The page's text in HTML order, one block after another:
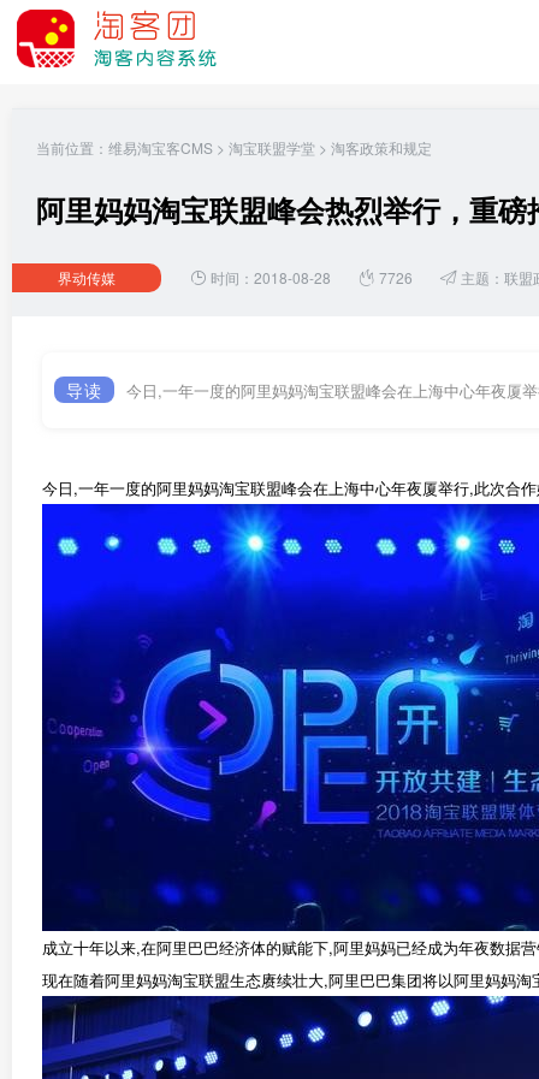
当前位置： 维易淘宝客CMS > 淘宝联盟学堂 > 淘客政策和规定
阿里妈妈淘宝联盟峰会热烈举行，重磅
界动传媒 时间：2018-08-28 7726 主题： 联盟
导读 今日,一年一度的阿里妈妈淘宝联盟峰会在上海中心年夜厦
今日,一年一度的阿里妈妈淘宝联盟峰会在上海中心年夜厦举行,此次合
成立十年以来,在阿里巴巴经济体的赋能下,阿里妈妈已经成为年夜数据
现在随着阿里妈妈淘宝联盟生态赓续壮大,阿里巴巴集团将以阿里妈妈